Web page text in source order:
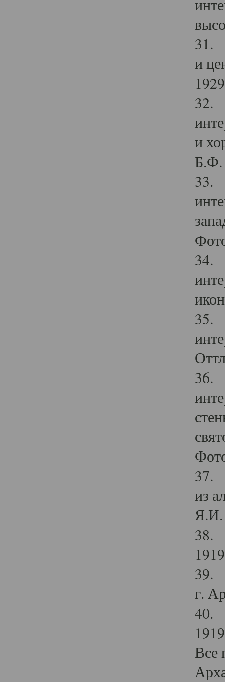
31.
и
32.
и
Б.Ф.
33.
34.
35.
36.
37.
из
Я.И.
38.
39.
г.
40.
Все